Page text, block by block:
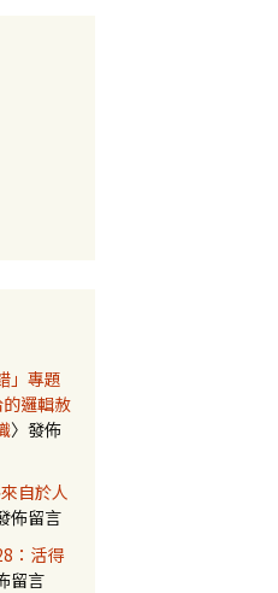
」專題
邏輯赦
〉發佈
來自於人
佈留言
：活得
留言